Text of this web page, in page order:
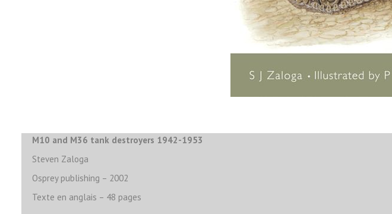
M10 and M36 tank destroyers 1942-1953
Steven Zaloga
Osprey publishing – 2002
Texte en anglais – 48 pages